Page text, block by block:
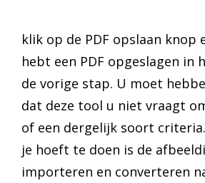
klik op de PDF opslaan knop
hebt een PDF opgeslagen in
de vorige stap. U moet
dat deze tool u niet vraagt
of een dergelijk soort
je hoeft te doen is de
importeren en converteren